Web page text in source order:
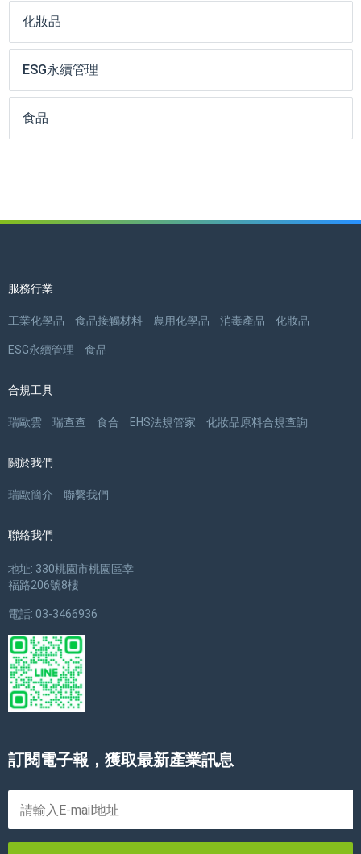
化妝品
ESG永續管理
食品
服務行業
工業化學品 食品接觸材料 農用化學品 消毒產品 化妝品
ESG永續管理 食品
合規工具
瑞歐雲 瑞查查 食合 EHS法規管家 化妝品原料合規查詢
關於我們
瑞歐簡介 聯繫我們
聯絡我們
地址: 330桃園市桃園區幸
福路206號8樓
電話: 03-3466936
訂閱電子報，獲取最新產業訊息